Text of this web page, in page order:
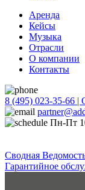
Аренда
Кейсы
Музыка
Отрасли
О компании
Контакты
8 (495) 023-35-66 |
Пн-Пт
Сводная
Гарантийное